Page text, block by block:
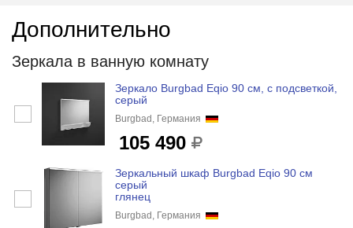
Дополнительно
Зеркала в ванную комнату
Зеркало Burgbad Eqio 90 см, с подсветкой,
серый
Burgbad, Германия
105 490
Зеркальный шкаф Burgbad Eqio 90 см
серый
глянец
Burgbad, Германия